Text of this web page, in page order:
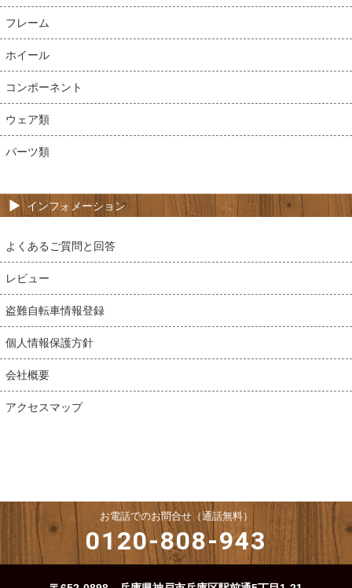
フレーム
ホイール
コンポーネント
ウェア類
パーツ類
インフォメーション
よくあるご質問と回答
レビュー
盗難自転車情報登録
個人情報保護方針
会社概要
アクセスマップ
お電話でのお問合せ（通話無料）
0120-808-943